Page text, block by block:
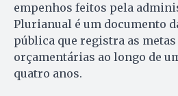
empenhos feitos pela
Plurianual é um documento
pública que registra as
orçamentárias ao longo de
quatro anos.